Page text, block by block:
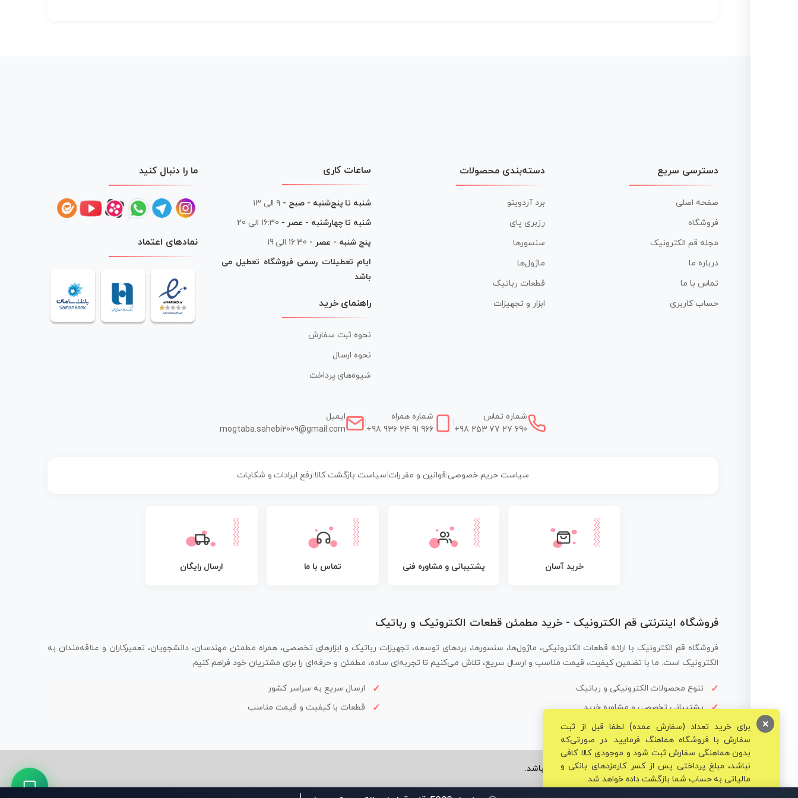
دسترسی سریع
صفحه اصلی
فروشگاه
مجله قم الکترونیک
درباره ما
تماس با ما
حساب کاربری
دسته‌بندی محصولات
برد آردوینو
رزبری پای
سنسورها
ماژول‌ها
قطعات رباتیک
ابزار و تجهیزات
ساعات کاری
شنبه تا پنج‌شنبه - صبح - ۹ الی ۱۳
شنبه تا چهارشنبه - عصر - 16:30 الی 20
پنج شنبه - عصر - 16:30 الی 19
ایام تعطیلات رسمی فروشگاه تعطیل می
باشد
راهنمای خرید
نحوه ثبت سفارش
نحوه ارسال
شیوه‌های پرداخت
ما را دنبال کنید
نمادهای اعتماد
شماره تماس
+98 253 77 27 690
شماره همراه
+98 936 24 91 966
ایمیل
mogtaba.sahebi2009@gmail.com
سیاست حریم خصوصی| قوانین و مقررات سیاست بازگشت کالا رفع ایرادات و شکایات
خرید آسان پشتیبانی و مشاوره فنی تماس با ما ارسال رایگان
فروشگاه اینترنتی قم الکترونیک - خرید مطمئن قطعات الکترونیک و رباتیک
فروشگاه قم الکترونیک با ارائه قطعات الکترونیکی، ماژول‌ها، سنسورها، بردهای توسعه، تجهیزات رباتیک و ابزارهای تخصصی، همراه مطمئن مهندسان، دانشجویان، تعمیرکاران و علاقه‌مندان به
الکترونیک است. ما با تضمین کیفیت، قیمت مناسب و ارسال سریع، تلاش می‌کنیم تا تجربه‌ای ساده، مطمئن و حرفه‌ای را برای مشتریان خود فراهم کنیم.
تنوع محصولات الکترونیکی و رباتیک
ارسال سریع به سراسر کشور
پشتیبانی تخصصی و مشاوره خرید
قطعات با کیفیت و قیمت مناسب
© تمامی حقوق برای فروشگاه تخصصی قم الکترونیک محفوظ می‌باشد.
برای خرید تعداد (سفارش عمده) لطفا قبل از ثبت
سفارش با فروشگاه هماهنگ فرمایید. در صورتی‌که
بدون هماهنگی سفارش ثبت شود و موجودی کالا کافی
نباشد، مبلغ پرداختی پس از کسر کارمزدهای بانکی و
مالیاتی به حساب شما بازگشت داده خواهد شد.
×